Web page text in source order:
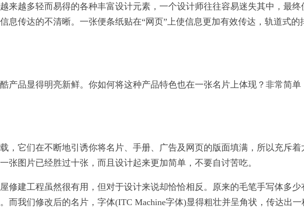
来越多轻而易得的各种丰富设计元素，一个设计师往往容易迷失其中，最
息传达的不清晰。一张便条纸贴在“网页”上使信息更加有效传达，轨道式
产品显得明亮新鲜。你如何将这种产品特色也在一张名片上体现？非常简
，它们在不断地引诱你将名片、手册、广告及网页的版面填满，所以充斥
张图片已经胜过十张，而且设计起来更加简单，不要自讨苦吃。
修建工程虽然很有用，但对于设计来说却恰恰相反。原来的毛笔手写体多
而我们修改后的名片，字体(ITC Machine字体)显得粗壮并呈角状，传达出